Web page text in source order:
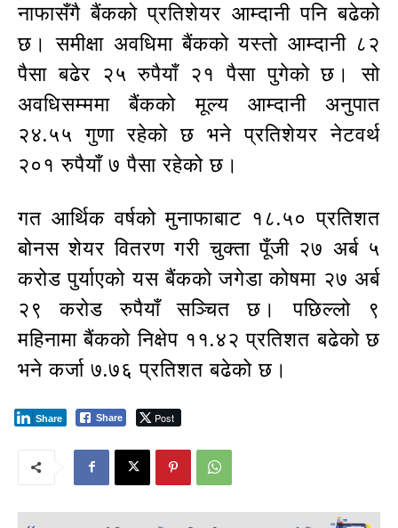
नाफासँगै बैंकको प्रतिशेयर आम्दानी पनि बढेको
छ। समीक्षा अवधिमा बैंकको यस्तो आम्दानी ८२
पैसा बढेर २५ रुपैयाँ २१ पैसा पुगेको छ। सो
अवधिसम्ममा बैंकको मूल्य आम्दानी अनुपात
२४.५५ गुणा रहेको छ भने प्रतिशेयर नेटवर्थ
२०१ रुपैयाँ ७ पैसा रहेको छ।
गत आर्थिक वर्षको मुनाफाबाट १८.५० प्रतिशत
बोनस शेयर वितरण गरी चुक्ता पूँजी २७ अर्ब ५
करोड पुर्याएको यस बैंकको जगेडा कोषमा २७ अर्ब
२९ करोड रुपैयाँ सञ्चित छ। पछिल्लो ९
महिनामा बैंकको निक्षेप ११.४२ प्रतिशत बढेको छ
भने कर्जा ७.७६ प्रतिशत बढेको छ।
Share Post
Share